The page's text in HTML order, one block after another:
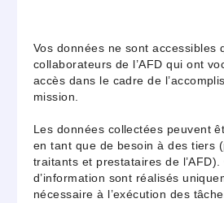
Vos données ne sont accessibles
collaborateurs de l’AFD qui ont
accès dans le cadre de
mission.
Les données collectées peuvent
en tant que de besoin à des tiers
traitants et prestataires de
d’information sont réalisés
nécessaire à l’exécution des